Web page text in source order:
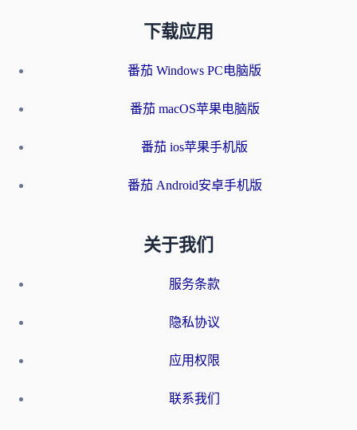
下载应用
番茄 Windows PC电脑版
番茄 macOS苹果电脑版
番茄 ios苹果手机版
番茄 Android安卓手机版
关于我们
服务条款
隐私协议
应用权限
联系我们